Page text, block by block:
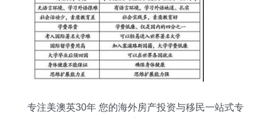
专注美澳英30年 您的海外房产投资与移民一站式专